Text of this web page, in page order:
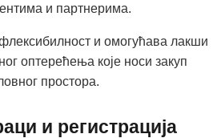
и партнерима.
и омогућава лакши
оптерећења које носи закуп
простора.
и регистрација